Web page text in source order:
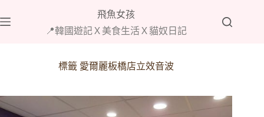
至
飛魚女孩
📍韓國遊記Ｘ美食生活Ｘ貓奴日記
標籤 愛爾麗板橋店立效音波